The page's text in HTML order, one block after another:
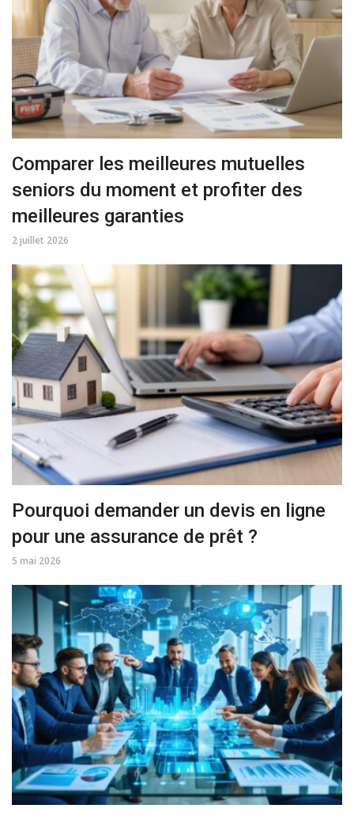
Comparer les meilleures mutuelles
seniors du moment et profiter des
meilleures garanties
2 juillet 2026
Pourquoi demander un devis en ligne
pour une assurance de prêt ?
5 mai 2026